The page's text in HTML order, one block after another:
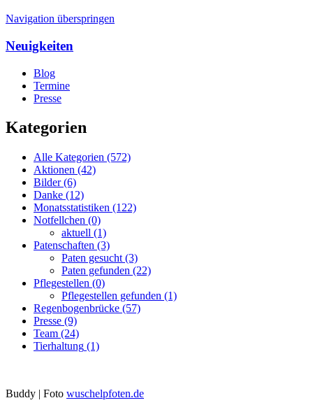
Navigation überspringen
Neuigkeiten
Blog
Termine
Presse
Kategorien
Alle Kategorien (572)
Aktionen (42)
Bilder (6)
Danke (12)
Monatsstatistiken (122)
Notfellchen (0)
aktuell (1)
Patenschaften (3)
Paten gesucht (3)
Paten gefunden (22)
Pflegestellen (0)
Pflegestellen gefunden (1)
Regenbogenbrücke (57)
Presse (9)
Team (24)
Tierhaltung (1)
Buddy | Foto wuschelpfoten.de